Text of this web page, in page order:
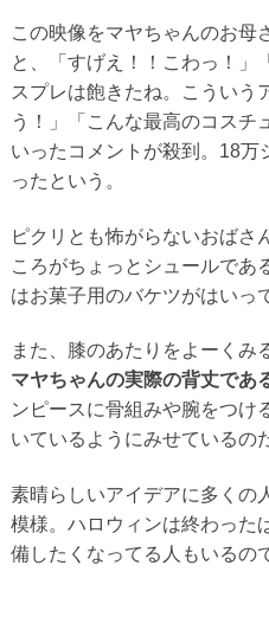
この映像をマヤちゃんのお母
と、「すげえ！！こわっ！」
スプレは飽きたね。こういう
う！」「こんな最高のコスチ
いったコメントが殺到。18万
ったという。
ピクリとも怖がらないおばさ
ころがちょっとシュールであ
はお菓子用のバケツがはいっ
また、膝のあたりをよーくみ
マヤちゃんの実際の背丈であ
ンピースに骨組みや腕をつけ
いているようにみせているの
素晴らしいアイデアに多くの
模様。ハロウィンは終わった
備したくなってる人もいるの